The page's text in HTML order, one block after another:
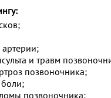
и травм
позвоночника;
позвоночника;